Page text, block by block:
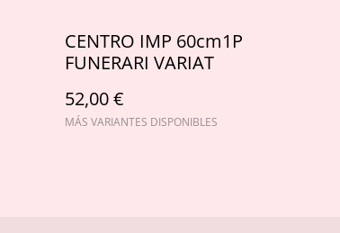
CENTRO IMP 60cm1P
FUNERARI VARIAT
52,00 €
MÁS VARIANTES DISPONIBLES